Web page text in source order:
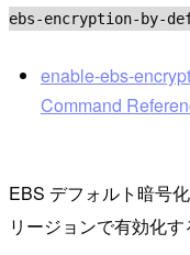
ebs-encryption-by-
enable-ebs-
Command
EBS デフォルト暗号
リージョンで有効化す